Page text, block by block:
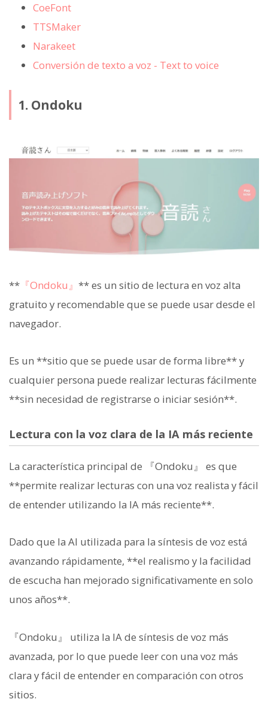
CoeFont
TTSMaker
Narakeet
Conversión de texto a voz - Text to voice
1. Ondoku
** 『Ondoku』 ** es un sitio de lectura en voz alta
gratuito y recomendable que se puede usar desde el
navegador.
Es un **sitio que se puede usar de forma libre** y
cualquier persona puede realizar lecturas fácilmente
**sin necesidad de registrarse o iniciar sesión**.
Lectura con la voz clara de la IA más reciente
La característica principal de 『Ondoku』 es que
**permite realizar lecturas con una voz realista y fácil
de entender utilizando la IA más reciente**.
Dado que la AI utilizada para la síntesis de voz está
avanzando rápidamente, **el realismo y la facilidad
de escucha han mejorado significativamente en solo
unos años**.
『Ondoku』 utiliza la IA de síntesis de voz más
avanzada, por lo que puede leer con una voz más
clara y fácil de entender en comparación con otros
sitios.